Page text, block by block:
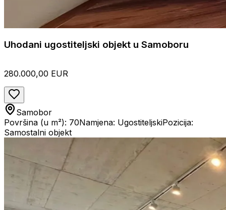
Uhodani ugostiteljski objekt u Samoboru
280.000,00 EUR
Samobor
Površina (u m²): 70Namjena: UgostiteljskiPozicija:
Samostalni objekt